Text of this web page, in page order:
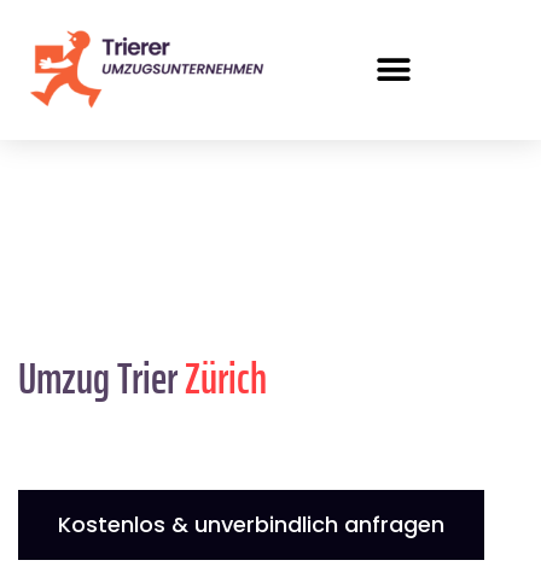
Umzug TrierZürich
Kostenlos & unverbindlich anfragen